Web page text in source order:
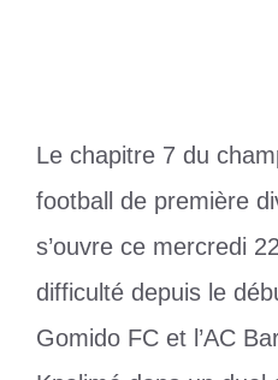
Le chapitre 7 du
football de première
s’ouvre ce mercredi
difficulté depuis le
Gomido FC et l’AC